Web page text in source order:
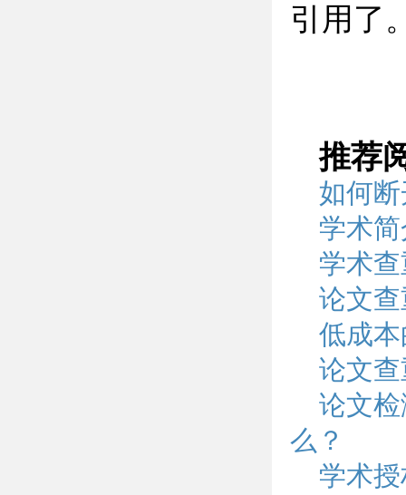
引用了
推荐
如何
学术
学术
论文
低成
论文
论文
么？
学术